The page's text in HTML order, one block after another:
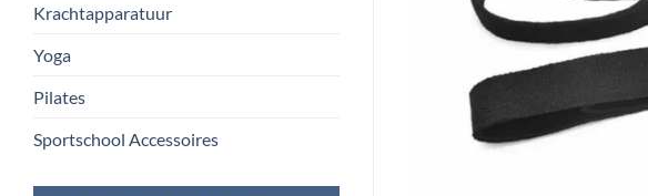
Krachtapparatuur
Yoga
Pilates
Sportschool Accessoires